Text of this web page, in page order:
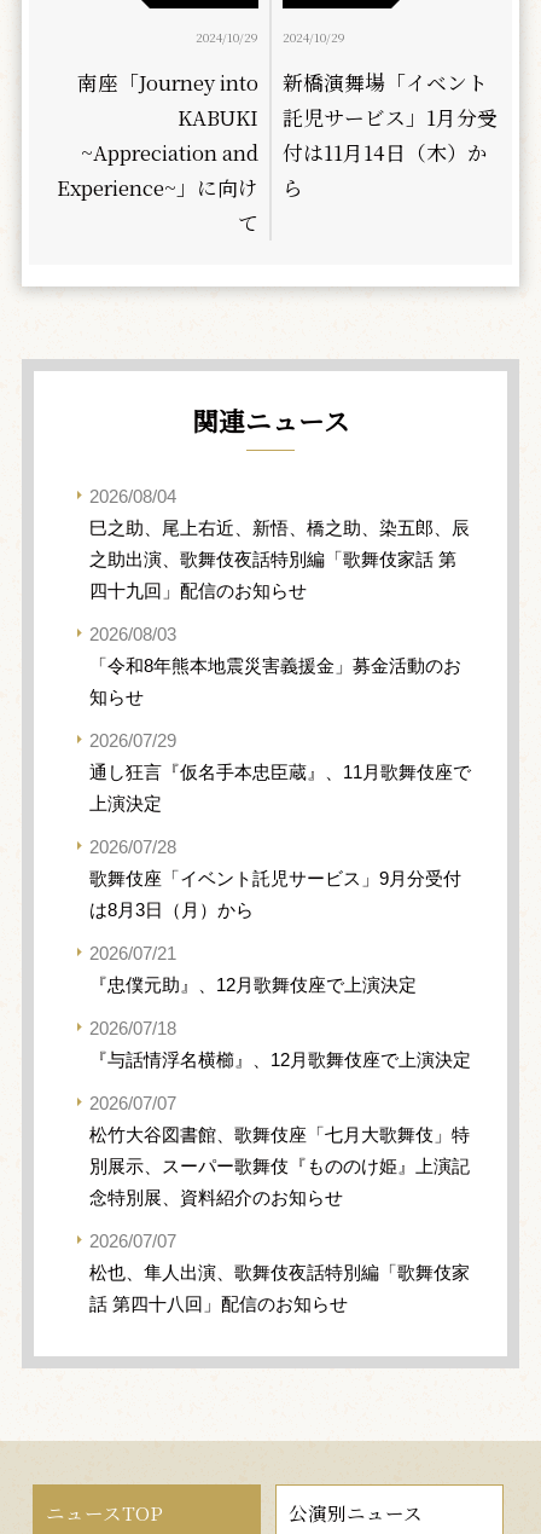
2024/10/29
南座「Journey into
KABUKI
~Appreciation and
Experience~」に向け
て
2024/10/29
新橋演舞場「イベント
託児サービス」1月分受
付は11月14日（木）か
ら
関連ニュース
2026/08/04
巳之助、尾上右近、新悟、橋之助、染五郎、辰
之助出演、歌舞伎夜話特別編「歌舞伎家話 第
四十九回」配信のお知らせ
2026/08/03
「令和8年熊本地震災害義援金」募金活動のお
知らせ
2026/07/29
通し狂言『仮名手本忠臣蔵』、11月歌舞伎座で
上演決定
2026/07/28
歌舞伎座「イベント託児サービス」9月分受付
は8月3日（月）から
2026/07/21
『忠僕元助』、12月歌舞伎座で上演決定
2026/07/18
『与話情浮名横櫛』、12月歌舞伎座で上演決定
2026/07/07
松竹大谷図書館、歌舞伎座「七月大歌舞伎」特
別展示、スーパー歌舞伎『もののけ姫』上演記
念特別展、資料紹介のお知らせ
2026/07/07
松也、隼人出演、歌舞伎夜話特別編「歌舞伎家
話 第四十八回」配信のお知らせ
ニュースTOP 公演別ニュース